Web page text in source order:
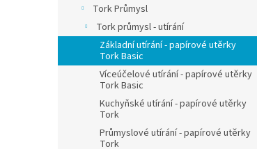
Tork Průmysl
Tork průmysl - utírání
Základní utírání - papírové utěrky
Tork Basic
Víceúčelové utírání - papírové utěrky
Tork Basic
Kuchyňské utírání - papírové utěrky
Tork
Průmyslové utírání - papírové utěrky
Tork